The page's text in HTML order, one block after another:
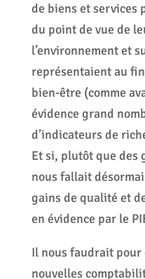
de biens et services
du point de vue de
l’environnement et
représentaient au
bien-être (comme
évidence grand
d’indicateurs de
Et si, plutôt que des
nous fallait
gains de qualité et
en évidence par le
Il nous faudrait pour
nouvelles